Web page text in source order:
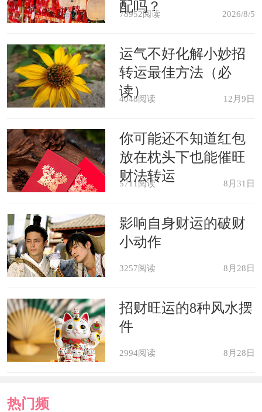
好及时地增加双方的感情，因为他们的
恋情可能遇到意外；对于已婚的属马人
来说，他们的婚姻生活会遇到很多矛
盾，需要及时地进行沟通和化解，以便
事业发展如何
况不是很好，他们的身体健康可能会发
生意外，需要及时地调整自己的生活习
惯，改掉不良习性，比如嗜酒、熬夜等
等，否则很容易导致疾病出现。因为这
一年是他们冲太岁的年份，所以他们各
方面的运势都不是很好，包括了事业
工作阻碍，导致他们的工作质量下降，
配吗？
78952阅读 2026/8/5
运气不好化解小妙招
转运最佳方法（必
读）
4048阅读 12月9日
你可能还不知道红包
放在枕头下也能催旺
财法转运
5711阅读 8月31日
影响自身财运的破财
小动作
3257阅读 8月28日
招财旺运的8种风水摆
件
2994阅读 8月28日
热门频